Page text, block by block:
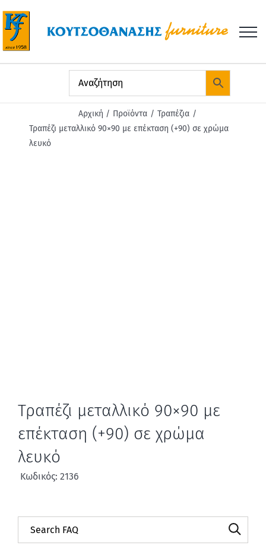
στο
περιεχόμενο
Αρχική Προϊόντα
Τραπέζια
Τραπέζι μεταλλικό 90×90 με επέκταση (+90) σε χρώμα
λευκό
Τραπέζι μεταλλικό 90×90 με
επέκταση (+90) σε χρώμα
λευκό
Κωδικός: 2136